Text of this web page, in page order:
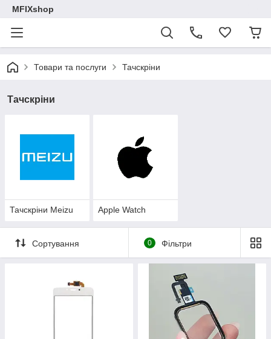
MFIXshop
Товари та послуги Тачскріни
Тачскріни
Тачскріни Meizu Apple Watch
Сортування 0 Фільтри